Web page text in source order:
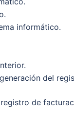
informático.
del
de